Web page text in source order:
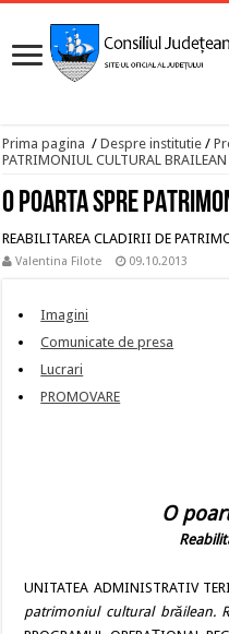
Prima pagina / Despre institutie /
PATRIMONIUL CULTURAL BRAILEAN
O POARTA SPRE
REABILITAREA CLADIRII DE
Valentina Filote 09.10.2013
Imagini
Comunicate de presa
Lucrari
PROMOVARE
O
UNITATEA ADMINISTRATIV
patrimoniul cultural brăilean.